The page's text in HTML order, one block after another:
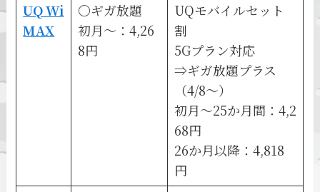
UQ Wi
MAX
〇ギガ放題
初月～：4,26
8円
UQモバイルセット
割
5Gプラン対応
⇒ギガ放題プラス
（4/8～）
初月～25か月間：4,2
68円
26か月以降：4,818
円